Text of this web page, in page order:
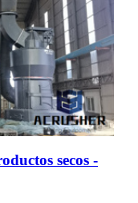
secos -